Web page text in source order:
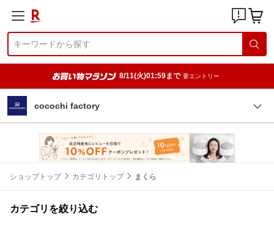
8/11(火)01:59まで 要エントリー
cocochi factory
ショップトップ カテゴリトップ まくら
カテゴリを絞り込む